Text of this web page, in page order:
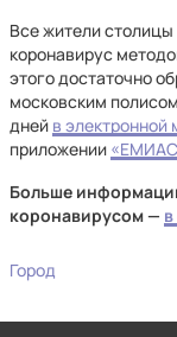
Все жители столицы
коронавирус
этого достаточно
московским
дней в электронной
приложении
Больше
коронавирусом —
Город